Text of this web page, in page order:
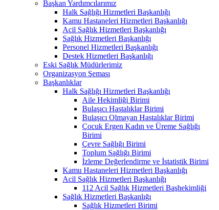
Başkan Yardımcılarımız
Halk Sağlığı Hizmetleri Başkanlığı
Kamu Hastaneleri Hizmetleri Başkanlığı
Acil Sağlık Hizmetleri Başkanlığı
Sağlık Hizmetleri Başkanlığı
Personel Hizmetleri Başkanlığı
Destek Hizmetleri Başkanlığı
Eski Sağlık Müdürlerimiz
Organizasyon Şeması
Başkanlıklar
Halk Sağlığı Hizmetleri Başkanlığı
Aile Hekimliği Birimi
Bulaşıcı Hastalıklar Birimi
Bulaşıcı Olmayan Hastalıklar Birimi
Çocuk Ergen Kadın ve Üreme Sağlığı
Birimi
Çevre Sağlığı Birimi
Toplum Sağlığı Birimi
İzleme Değerlendirme ve İstatistik Birimi
Kamu Hastaneleri Hizmetleri Başkanlığı
Acil Sağlık Hizmetleri Başkanlığı
112 Acil Sağlık Hizmetleri Başhekimliği
Sağlık Hizmetleri Başkanlığı
Sağlık Hizmetleri Birimi